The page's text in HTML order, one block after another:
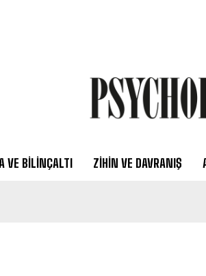
VE BILINÇALTI ZIHIN VE DAVRANIŞ